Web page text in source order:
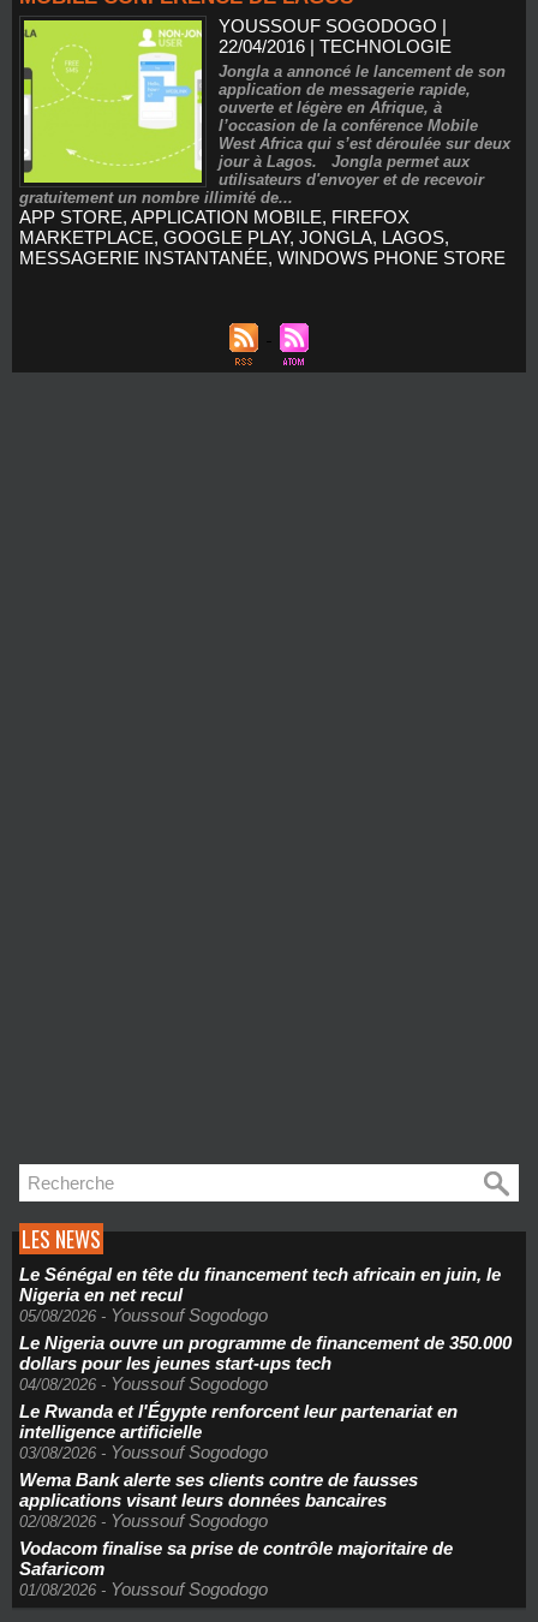
YOUSSOUF SOGODOGO |
22/04/2016 |TECHNOLOGIE
Jongla a annoncé le lancement de son
application de messagerie rapide,
ouverte et légère en Afrique, à
l’occasion de la conférence Mobile
West Africa qui s’est déroulée sur deux
jour à Lagos. Jongla permet aux
utilisateurs d'envoyer et de recevoir
gratuitement un nombre illimité de...
APP STORE, APPLICATION MOBILE, FIREFOX
MARKETPLACE, GOOGLE PLAY, JONGLA, LAGOS,
MESSAGERIE INSTANTANÉE, WINDOWS PHONE STORE
LES NEWS
Le Sénégal en tête du financement tech africain en juin, le
Nigeria en net recul
05/08/2026 - Youssouf Sogodogo
Le Nigeria ouvre un programme de financement de 350.000
dollars pour les jeunes start-ups tech
04/08/2026 - Youssouf Sogodogo
Le Rwanda et l'Égypte renforcent leur partenariat en
intelligence artificielle
03/08/2026 - Youssouf Sogodogo
Wema Bank alerte ses clients contre de fausses
applications visant leurs données bancaires
02/08/2026 - Youssouf Sogodogo
Vodacom finalise sa prise de contrôle majoritaire de
Safaricom
01/08/2026 - Youssouf Sogodogo